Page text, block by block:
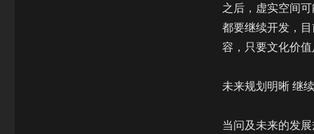
之后，虚实空间
都要继续开发，
容，只要文化价
未来规划明晰 继
当问及未来的发